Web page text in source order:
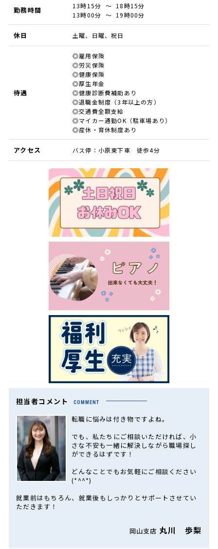
勤務時間
13時15分 ～ 18時15分
13時00分 ～ 19時00分
休日 土曜、日曜、祝日
待遇
◎雇用保険
◎労災保険
◎健康保険
◎厚生年金
◎健康診断費補助あり
◎退職金制度（3年以上の方）
◎交通費全額支給
◎マイカー通勤OK（駐車場あり）
◎産休・育休制度あり
アクセス バス停：小原東下車 徒歩4分
担当者コメント COMMENT
転職に悩みは付き物ですよね。
でも、私たちにご相談いただければ、小
さな不安も一緒に解決しながら職場探し
ができるはずです！
どんなことでもお気軽にご相談ください
(*^^*)
就業前はもちろん、就業後もしっかりとサポートさせてい
ただきます！
岡山支店 丸川 歩梨